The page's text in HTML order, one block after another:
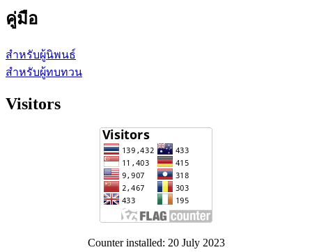
คู่มือ
สำหรับผู้นิพนธ์
สำหรับผู้ทบทวน
Visitors
Counter installed: 20 July 2023